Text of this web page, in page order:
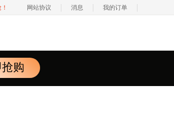
网站协议 消息 我的订单
购